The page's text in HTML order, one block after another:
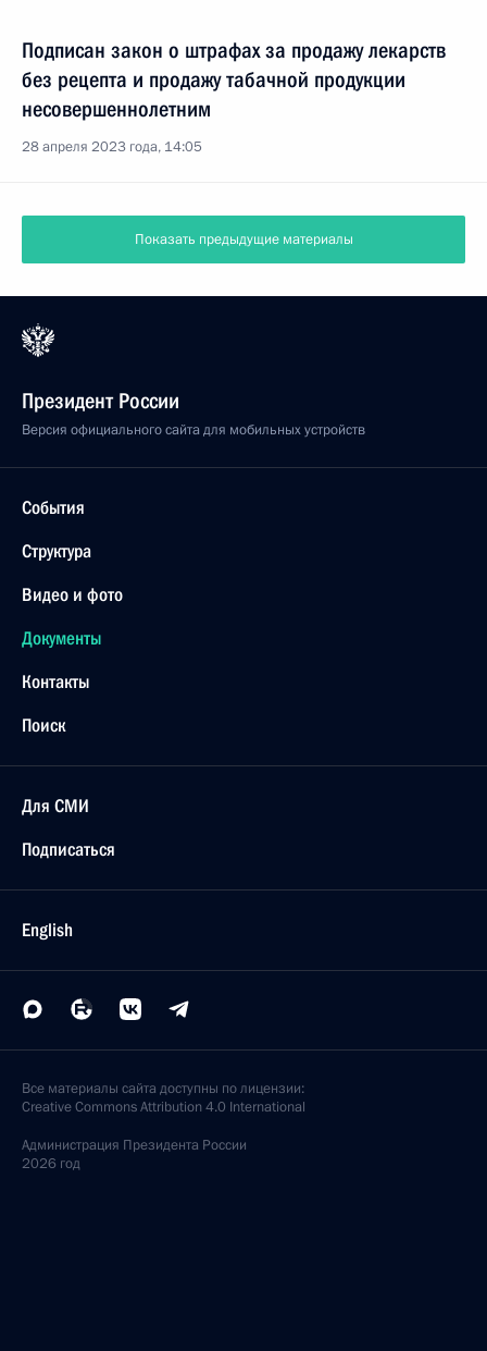
Подписан закон о штрафах за продажу лекарств
без рецепта и продажу табачной продукции
несовершеннолетним
28 апреля 2023 года, 14:05
Показать предыдущие материалы
Президент России
Версия официального сайта для мобильных устройств
События
Структура
Видео и фото
Документы
Контакты
Поиск
Для СМИ
Подписаться
English
Все материалы сайта доступны по лицензии:
Creative Commons Attribution 4.0 International
Администрация Президента России
2026 год